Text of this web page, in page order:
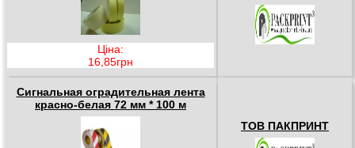
Ціна:
16,85грн
Сигнальная оградительная лента
красно-белая 72 мм * 100 м
ТОВ ПАКПРИНТ